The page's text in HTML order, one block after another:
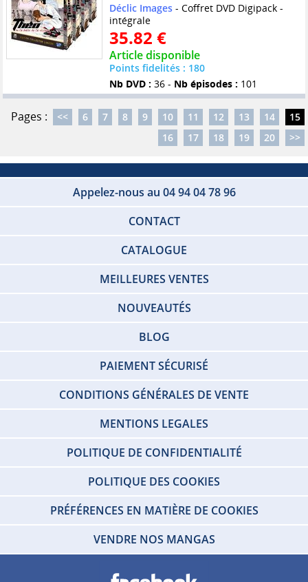
Déclic Images- Coffret DVD Digipack -
intégrale
35.82 €
Article disponible
Points fidelités : 180
Nb DVD : 36 - Nb épisodes : 101
Pages : << 6 7 8 9 10 11 12 13 14
15
16
17 18 19 20 >>
Appelez-nous au 04 94 04 78 96
CONTACT
CATALOGUE
MEILLEURES VENTES
NOUVEAUTÉS
BLOG
PAIEMENT SÉCURISÉ
CONDITIONS GÉNÉRALES DE VENTE
MENTIONS LEGALES
POLITIQUE DE CONFIDENTIALITÉ
POLITIQUE DES COOKIES
PRÉFÉRENCES EN MATIÈRE DE COOKIES
VENDRE NOS MANGAS